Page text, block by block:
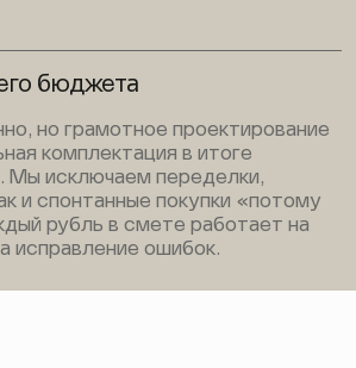
бюджета
но грамотное проектирование
комплектация в итоге
Мы исключаем переделки,
и спонтанные покупки «потому
рубль в смете работает на
исправление ошибок.